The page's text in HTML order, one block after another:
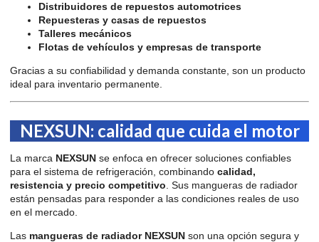
Distribuidores de repuestos automotrices
Repuesteras y casas de repuestos
Talleres mecánicos
Flotas de vehículos y empresas de transporte
Gracias a su confiabilidad y demanda constante, son un producto
ideal para inventario permanente.
NEXSUN: calidad que cuida el motor
La marca NEXSUN se enfoca en ofrecer soluciones confiables
para el sistema de refrigeración, combinando calidad,
resistencia y precio competitivo . Sus mangueras de radiador
están pensadas para responder a las condiciones reales de uso
en el mercado.
Las mangueras de radiador NEXSUN son una opción segura y